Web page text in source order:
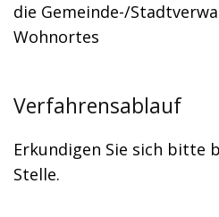
die Gemeinde-/
Wohnortes
Verfahrensablauf
Erkundigen Sie sich bitte
Stelle.